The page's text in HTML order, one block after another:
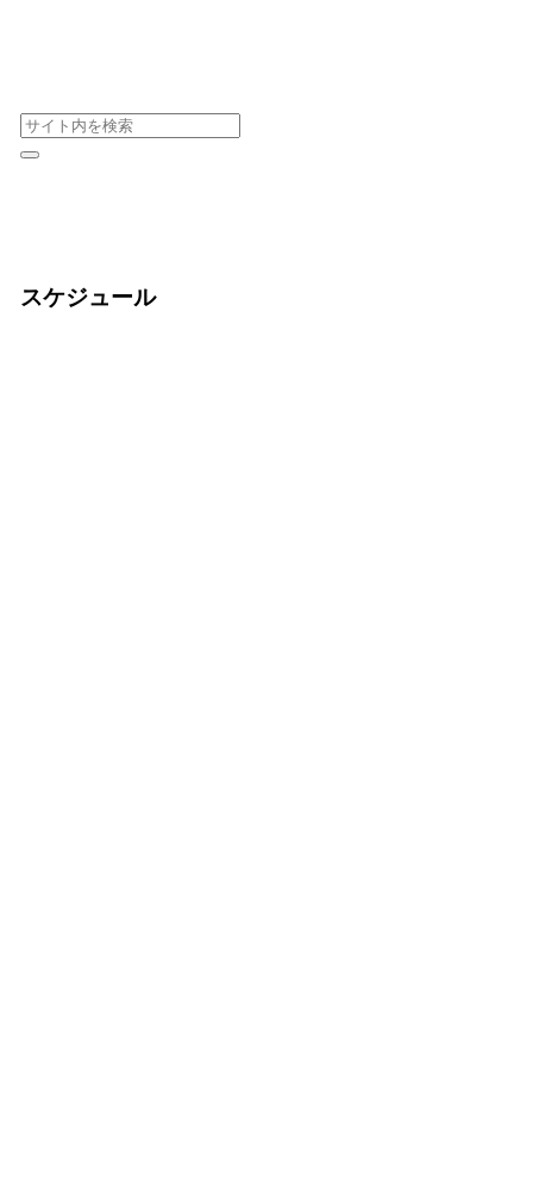
スケジュール